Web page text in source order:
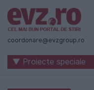
Știri
naționale
internaționale
coordonare@evzgroup.ro
▼ Proiecte speciale